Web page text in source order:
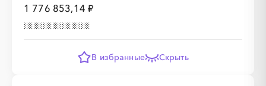
1 776 853,14 ₽
В избранные Скрыть